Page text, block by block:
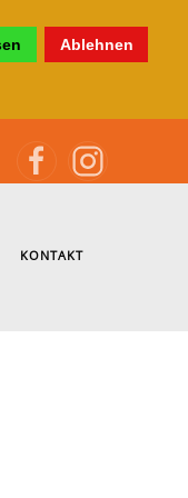
Ablehnen
KONTAKT